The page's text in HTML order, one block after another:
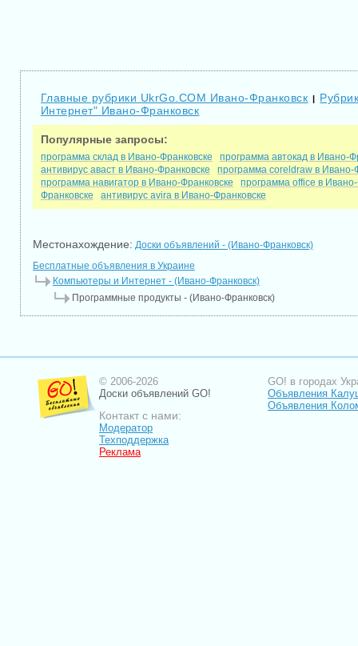
Главные рубрики UkrGo.COM Ивано-Франковск |
Интернет" Ивано-Франковск
Популярные запросы:
программа склад в Ивано-Франковске
программа автокад в Ивано-
антивирус аваст в Ивано-Франковске
программа coreldraw в Ивано-
программа навигатор в Ивано-Франковске
программа office в
Франковске
антивирус avira в Ивано-Франковске
Местонахождение: Доски объявлений - (Ивано-Франковск)
Бесплатные объявления в Украине
Компьютеры и Интернет - (Ивано-Франковск)
Программные продукты - (Ивано-Франковск)
© 2006-2026
Доски объявлений GO!
Контакт с нами:
Модератор
Техподдержка
Реклама
GO! в городах
Объявления
Объявления